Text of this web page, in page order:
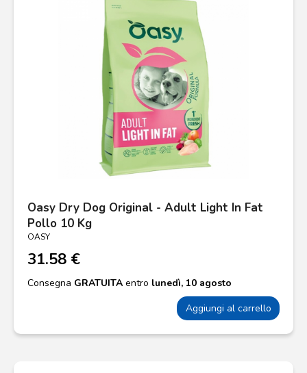
Oasy Dry Dog Original - Adult Light In Fat
Pollo 10 Kg
OASY
31.58 €
Consegna GRATUITA entro lunedì, 10 agosto
Aggiungi al carrello